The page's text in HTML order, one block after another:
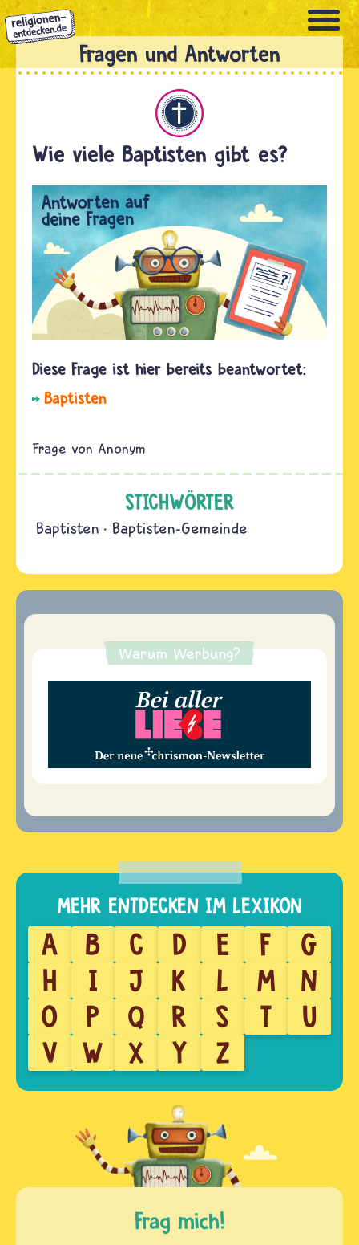
Direkt
zum
Inhalt
Wie viele Baptisten gibt es?
Baptisten
Anonym
STICHWÖRTER
Baptisten Baptisten-Gemeinde
Warum Werbung?
A B C D E F
G
H
I J K L M
N
O
P Q R S T
U
V
W X Y Z
Frag mich!